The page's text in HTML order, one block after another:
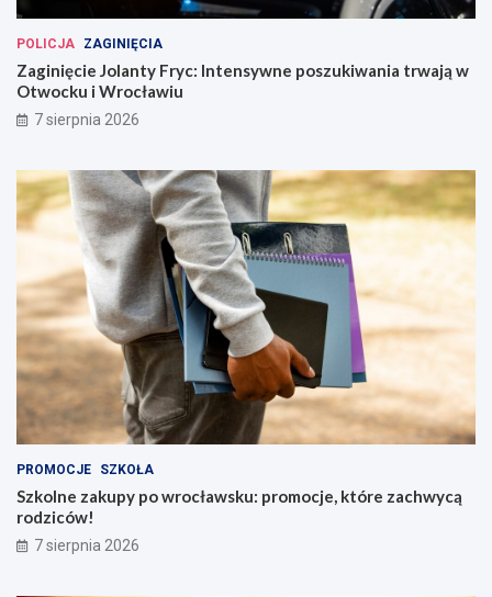
POLICJA ZAGINIĘCIA
Zaginięcie Jolanty Fryc: Intensywne poszukiwania trwają w
Otwocku i Wrocławiu
7 sierpnia 2026
PROMOCJE SZKOŁA
Szkolne zakupy po wrocławsku: promocje, które zachwycą
rodziców!
7 sierpnia 2026